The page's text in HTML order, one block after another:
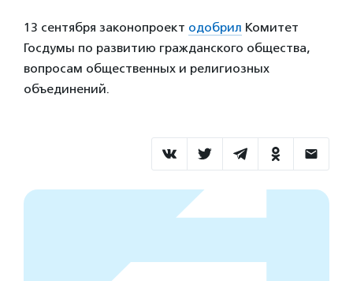
13 сентября законопроект одобрил Комитет
Госдумы по развитию гражданского общества,
вопросам общественных и религиозных
объединений.